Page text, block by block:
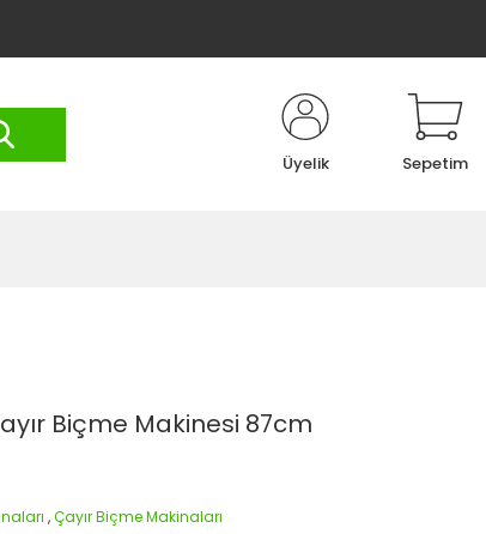
Üyelik Sepetim
Biçme Makinesi 87cm
,Çayır Biçme Makinaları